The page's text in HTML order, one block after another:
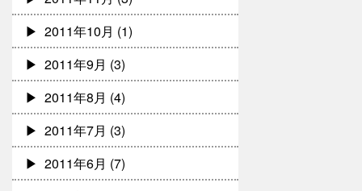
2011年10月 (1)
2011年9月 (3)
2011年8月 (4)
2011年7月 (3)
2011年6月 (7)